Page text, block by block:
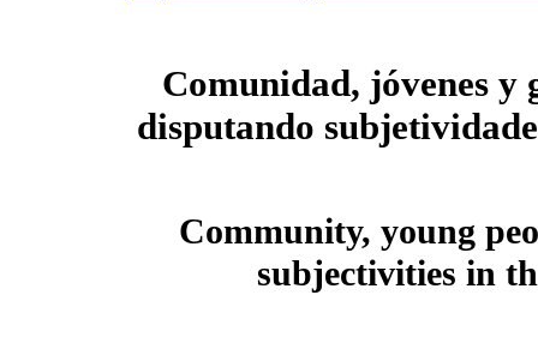
Comunidad, jóvenes y
disputando
Community, young
subjectivities in